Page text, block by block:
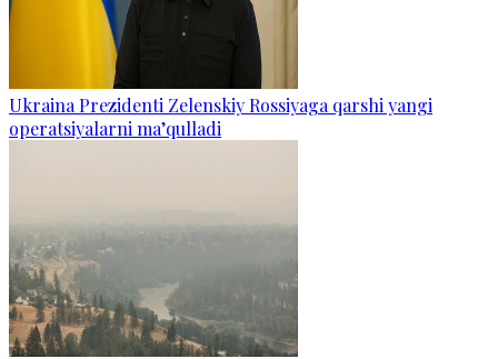
Ukraina Prezidenti Zelenskiy Rossiyaga qarshi yangi
operatsiyalarni ma’qulladi